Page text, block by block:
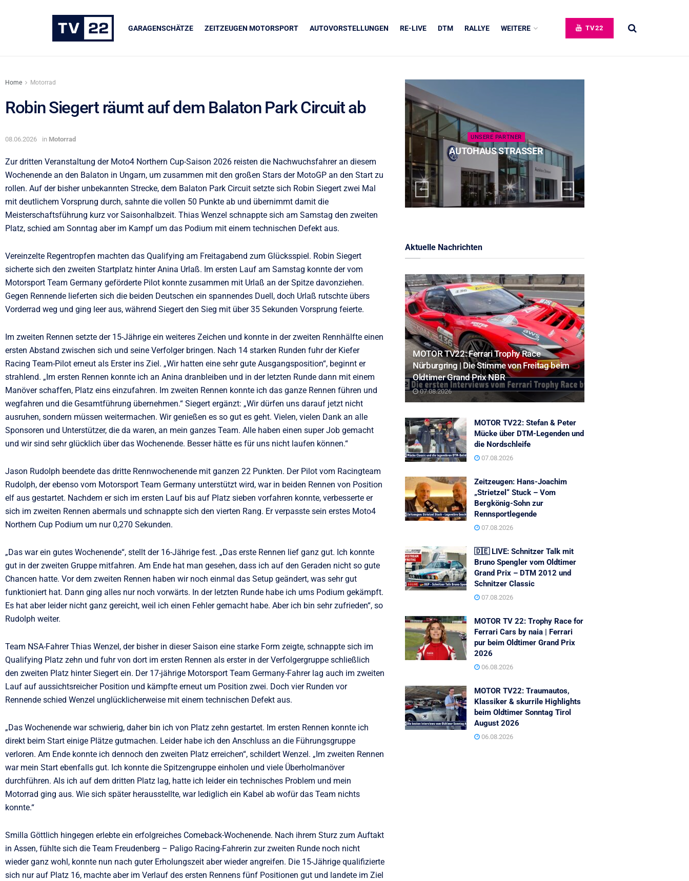
GARAGENSCHÄTZE ZEITZEUGEN MOTORSPORT AUTOVORSTELLUNGEN RE-LIVE DTM RALLYE WEITERE TV22
Home Motorrad
Robin Siegert räumt auf dem Balaton Park Circuit ab
08.06.2026 in Motorrad
Zur dritten Veranstaltung der Moto4 Northern Cup-Saison 2026 reisten die Nachwuchsfahrer an diesem
Wochenende an den Balaton in Ungarn, um zusammen mit den großen Stars der MotoGP an den Start zu
rollen. Auf der bisher unbekannten Strecke, dem Balaton Park Circuit setzte sich Robin Siegert zwei Mal
mit deutlichem Vorsprung durch, sahnte die vollen 50 Punkte ab und übernimmt damit die
Meisterschaftsführung kurz vor Saisonhalbzeit. Thias Wenzel schnappte sich am Samstag den zweiten
Platz, schied am Sonntag aber im Kampf um das Podium mit einem technischen Defekt aus.
Vereinzelte Regentropfen machten das Qualifying am Freitagabend zum Glücksspiel. Robin Siegert
sicherte sich den zweiten Startplatz hinter Anina Urlaß. Im ersten Lauf am Samstag konnte der vom
Motorsport Team Germany geförderte Pilot konnte zusammen mit Urlaß an der Spitze davonziehen.
Gegen Rennende lieferten sich die beiden Deutschen ein spannendes Duell, doch Urlaß rutschte übers
Vorderrad weg und ging leer aus, während Siegert den Sieg mit über 35 Sekunden Vorsprung feierte.
Im zweiten Rennen setzte der 15-Jährige ein weiteres Zeichen und konnte in der zweiten Rennhälfte einen
ersten Abstand zwischen sich und seine Verfolger bringen. Nach 14 starken Runden fuhr der Kiefer
Racing Team-Pilot erneut als Erster ins Ziel. „Wir hatten eine sehr gute Ausgangsposition“, beginnt er
strahlend. „Im ersten Rennen konnte ich an Anina dranbleiben und in der letzten Runde dann mit einem
Manöver schaffen, Platz eins einzufahren. Im zweiten Rennen konnte ich das ganze Rennen führen und
wegfahren und die Gesamtführung übernehmen.“ Siegert ergänzt: „Wir dürfen uns darauf jetzt nicht
ausruhen, sondern müssen weitermachen. Wir genießen es so gut es geht. Vielen, vielen Dank an alle
Sponsoren und Unterstützer, die da waren, an mein ganzes Team. Alle haben einen super Job gemacht
und wir sind sehr glücklich über das Wochenende. Besser hätte es für uns nicht laufen können.“
Jason Rudolph beendete das dritte Rennwochenende mit ganzen 22 Punkten. Der Pilot vom Racingteam
Rudolph, der ebenso vom Motorsport Team Germany unterstützt wird, war in beiden Rennen von Position
elf aus gestartet. Nachdem er sich im ersten Lauf bis auf Platz sieben vorfahren konnte, verbesserte er
sich im zweiten Rennen abermals und schnappte sich den vierten Rang. Er verpasste sein erstes Moto4
Northern Cup Podium um nur 0,270 Sekunden.
„Das war ein gutes Wochenende“, stellt der 16-Jährige fest. „Das erste Rennen lief ganz gut. Ich konnte
gut in der zweiten Gruppe mitfahren. Am Ende hat man gesehen, dass ich auf den Geraden nicht so gute
Chancen hatte. Vor dem zweiten Rennen haben wir noch einmal das Setup geändert, was sehr gut
funktioniert hat. Dann ging alles nur noch vorwärts. In der letzten Runde habe ich ums Podium gekämpft.
Es hat aber leider nicht ganz gereicht, weil ich einen Fehler gemacht habe. Aber ich bin sehr zufrieden“, so
Rudolph weiter.
Team NSA-Fahrer Thias Wenzel, der bisher in dieser Saison eine starke Form zeigte, schnappte sich im
Qualifying Platz zehn und fuhr von dort im ersten Rennen als erster in der Verfolgergruppe schließlich
den zweiten Platz hinter Siegert ein. Der 17-jährige Motorsport Team Germany-Fahrer lag auch im zweiten
Lauf auf aussichtsreicher Position und kämpfte erneut um Position zwei. Doch vier Runden vor
Rennende schied Wenzel unglücklicherweise mit einem technischen Defekt aus.
„Das Wochenende war schwierig, daher bin ich von Platz zehn gestartet. Im ersten Rennen konnte ich
direkt beim Start einige Plätze gutmachen. Leider habe ich den Anschluss an die Führungsgruppe
verloren. Am Ende konnte ich dennoch den zweiten Platz erreichen“, schildert Wenzel. „Im zweiten Rennen
war mein Start ebenfalls gut. Ich konnte die Spitzengruppe einholen und viele Überholmanöver
durchführen. Als ich auf dem dritten Platz lag, hatte ich leider ein technisches Problem und mein
Motorrad ging aus. Wie sich später herausstellte, war lediglich ein Kabel ab wofür das Team nichts
konnte.“
Smilla Göttlich hingegen erlebte ein erfolgreiches Comeback-Wochenende. Nach ihrem Sturz zum Auftakt
in Assen, fühlte sich die Team Freudenberg – Paligo Racing-Fahrerin zur zweiten Runde noch nicht
wieder ganz wohl, konnte nun nach guter Erholungszeit aber wieder angreifen. Die 15-Jährige qualifizierte
sich nur auf Platz 16, machte aber im Verlauf des ersten Rennens fünf Positionen gut und landete im Ziel
UNSERE PARTNER
AUTOHAUS STRASSER
Aktuelle Nachrichten
MOTOR TV22: Ferrari Trophy Race
Nürburgring | Die Stimme von Freitag beim
Oldtimer Grand Prix NBR
07.08.2026
MOTOR TV22: Stefan & Peter
Mücke über DTM-Legenden und
die Nordschleife
07.08.2026
Zeitzeugen: Hans-Joachim
„Strietzel“ Stuck – Vom
Bergkönig-Sohn zur
Rennsportlegende
07.08.2026
🇩🇪 LIVE: Schnitzer Talk mit
Bruno Spengler vom Oldtimer
Grand Prix – DTM 2012 und
Schnitzer Classic
07.08.2026
MOTOR TV 22: Trophy Race for
Ferrari Cars by naia | Ferrari
pur beim Oldtimer Grand Prix
2026
06.08.2026
MOTOR TV22: Traumautos,
Klassiker & skurrile Highlights
beim Oldtimer Sonntag Tirol
August 2026
06.08.2026